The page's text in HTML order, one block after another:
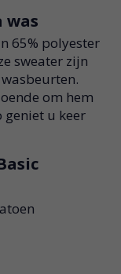
was
65% polyester
sweater zijn
om hem
geniet u keer